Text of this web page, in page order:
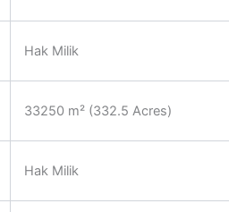
Hak Milik
33250 m² (332.5 Acres)
Hak Milik